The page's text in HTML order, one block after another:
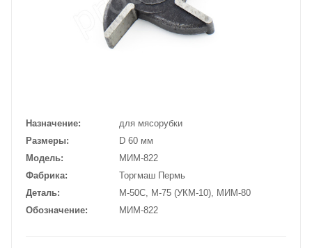
Назначение
для мясорубки
Размеры
D 60 мм
Модель
МИМ-822
Фабрика
Торгмаш Пермь
Деталь
М-50С, М-75 (УКМ-10), МИМ-80
Обозначение
МИМ-822